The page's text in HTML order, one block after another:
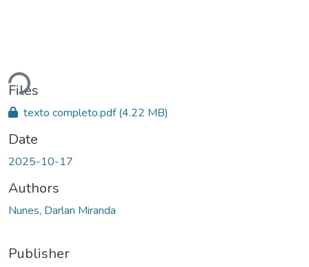
Loading...
Files
texto completo.pdf(4.22 MB)
Date
2025-10-17
Authors
Nunes, Darlan Miranda
Publisher